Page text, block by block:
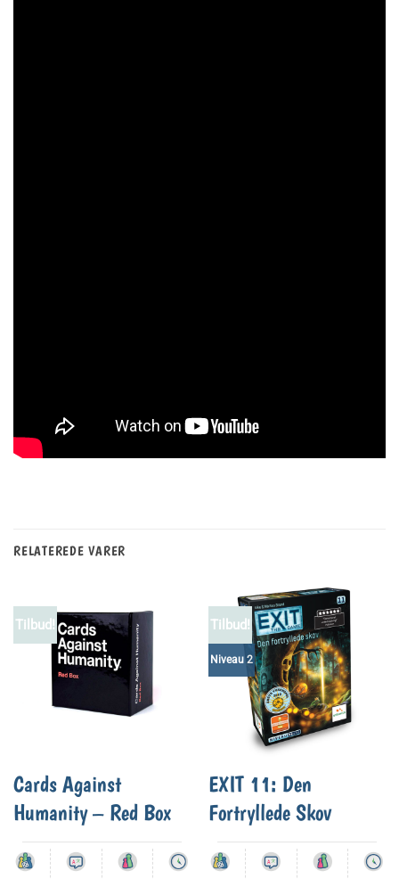
RELATEREDE VARER
Tilbud!
Cards Against
Humanity – Red Box
Tilbud!
Niveau 2
EXIT 11: Den
Fortryllede Skov